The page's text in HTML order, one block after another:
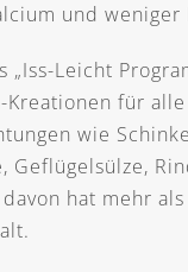
und weniger
„Iss-Leicht
Kreationen für alle
wie
Geflügelsülze,
hat mehr als